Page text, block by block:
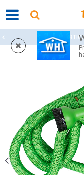
WOBY